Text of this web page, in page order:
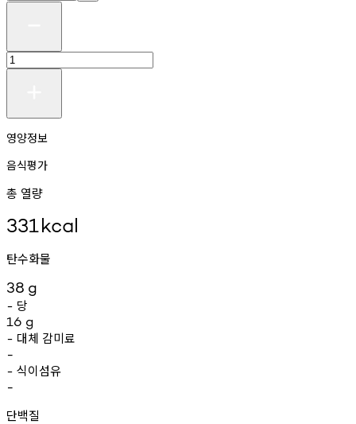
영양정보
음식평가
총 열량
331kcal
탄수화물
38 g
- 당
16 g
- 대체 감미료
-
- 식이섬유
-
단백질